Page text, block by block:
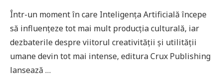
Într-un moment în care Inteligența Artificială începe
să influențeze tot mai mult producția culturală, iar
dezbaterile despre viitorul creativității și utilității
umane devin tot mai intense, editura Crux Publishing
lansează …